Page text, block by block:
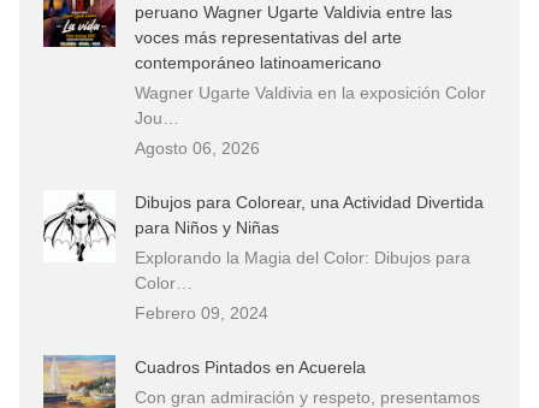
peruano Wagner Ugarte Valdivia entre las
voces más representativas del arte
contemporáneo latinoamericano
Wagner Ugarte Valdivia en la exposición Color
Jou…
Agosto 06, 2026
Dibujos para Colorear, una Actividad Divertida
para Niños y Niñas
Explorando la Magia del Color: Dibujos para
Color…
Febrero 09, 2024
Cuadros Pintados en Acuerela
Con gran admiración y respeto, presentamos